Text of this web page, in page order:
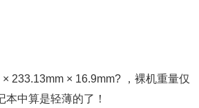
233.13mm × 16.9mm? ，裸机重量仅
本中算是轻薄的了！